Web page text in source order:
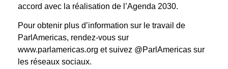
accord avec la réalisation de l’Agenda 2030.
Pour obtenir plus d’information sur le travail de
ParlAmericas, rendez-vous sur
www.parlamericas.org et suivez @ParlAmericas sur
les réseaux sociaux.